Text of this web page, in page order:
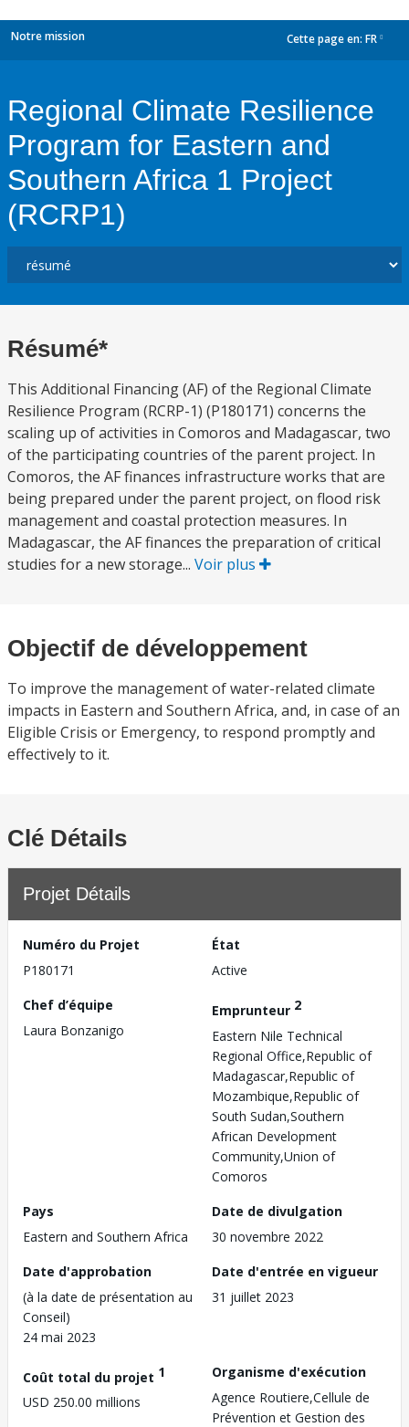
Notre mission Cette page en: FR
Regional Climate Resilience
Program for Eastern and
Southern Africa 1 Project
(RCRP1)
Résumé*
This Additional Financing (AF) of the Regional Climate
Resilience Program (RCRP-1) (P180171) concerns the
scaling up of activities in Comoros and Madagascar, two
of the participating countries of the parent project. In
Comoros, the AF finances infrastructure works that are
being prepared under the parent project, on flood risk
management and coastal protection measures. In
Madagascar, the AF finances the preparation of critical
studies for a new storage... Voir plus
Objectif de développement
To improve the management of water-related climate
impacts in Eastern and Southern Africa, and, in case of an
Eligible Crisis or Emergency, to respond promptly and
effectively to it.
Clé Détails
Projet Détails
Numéro du Projet
P180171
État
Active
Chef d’équipe
Laura Bonzanigo
Emprunteur 2
Eastern Nile Technical
Regional Office,Republic of
Madagascar,Republic of
Mozambique,Republic of
South Sudan,Southern
African Development
Community,Union of
Comoros
Pays
Eastern and Southern Africa
Date de divulgation
30 novembre 2022
Date d'approbation
(à la date de présentation au
Conseil)
24 mai 2023
Date d'entrée en vigueur
31 juillet 2023
Coût total du projet 1
USD 250.00 millions
Organisme d'exécution
Agence Routiere,Cellule de
Prévention et Gestion des